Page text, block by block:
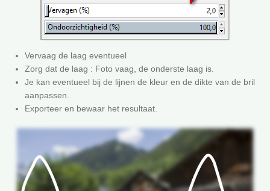
Vervaag de laag eventueel
Zorg dat de laag : Foto vaag, de onderste laag is.
Je kan eventueel bij de lijnen de kleur en de dikte van de bril
aanpassen.
Exporteer en bewaar het resultaat.